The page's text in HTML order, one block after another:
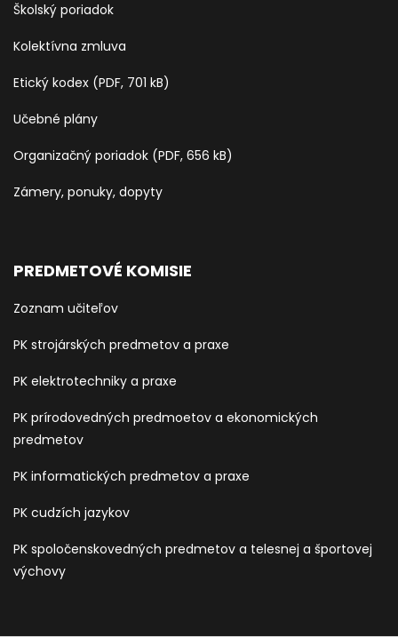
Školský poriadok
Kolektívna zmluva
Etický kodex (PDF, 701 kB)
Učebné plány
Organizačný poriadok (PDF, 656 kB)
Zámery, ponuky, dopyty
PREDMETOVÉ KOMISIE
Zoznam učiteľov
PK strojárských predmetov a praxe
PK elektrotechniky a praxe
PK prírodovedných predmoetov a ekonomických
predmetov
PK informatických predmetov a praxe
PK cudzích jazykov
PK spoločenskovedných predmetov a telesnej a športovej
výchovy